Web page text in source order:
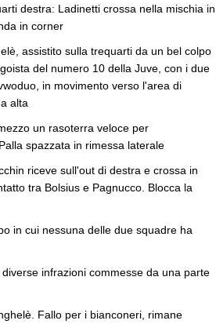
destra: Ladinetti crossa nella mischia in
in corner
assistito sulla trequarti da un bel colpo
del numero 10 della Juve, con i due
in movimento verso l'area di
alta
un rasoterra veloce per
spazzata in rimessa laterale
riceve sull'out di destra e crossa in
tra Bolsius e Pagnucco. Blocca la
in cui nessuna delle due squadre ha
infrazioni commesse da una parte
Fallo per i bianconeri, rimane